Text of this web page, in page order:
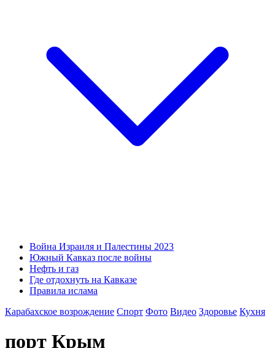
Война Израиля и Палестины 2023
Южный Кавказ после войны
Нефть и газ
Где отдохнуть на Кавказе
Правила ислама
Карабахское возрождение Спорт Фото Видео Здоровье Кухня
порт Крым